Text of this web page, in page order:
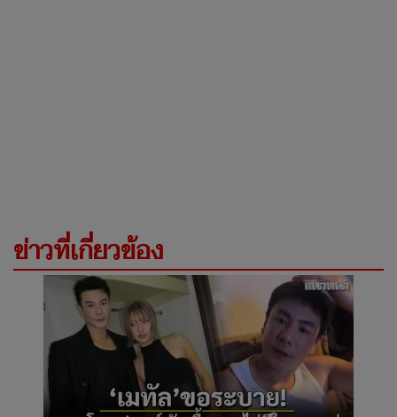
ข่าวที่เกี่ยวข้อง